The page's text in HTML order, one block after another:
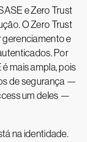
e Zero Trust
O Zero Trust
e
Por
mais ampla, pois
de segurança —
um deles —
na identidade.